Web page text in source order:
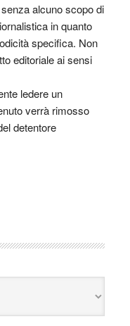
alcuno scopo di
in quanto
specifica. Non
editoriale ai sensi
ledere un
verrà rimosso
detentore